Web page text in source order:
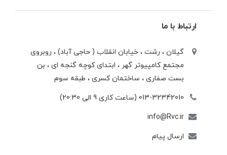
ارتباط با ما
گیلان ، رشت ، خيابان انقلاب ( حاجی آباد) ، روبروی
مجتمع كامپيوتر گهر ، ابتدای كوچه گنجه ای ، بن
بست صفاری ، ساختمان كسری ، طبقه سوم
013-32342010 (ساعت کاری 9 الی 20:30)
info@Rvc.ir
ارسال پیام